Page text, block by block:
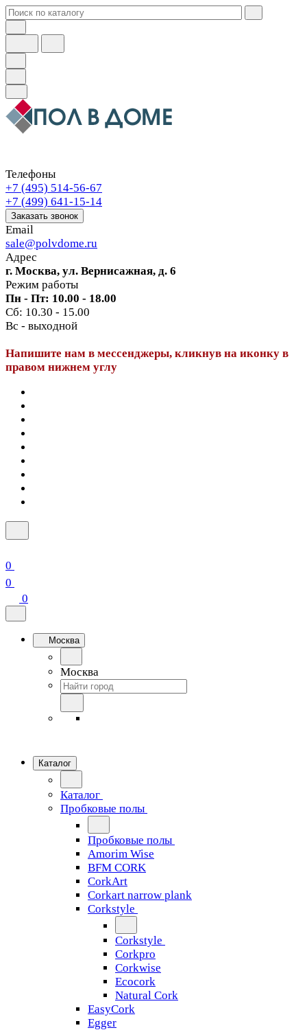
Телефоны
+7 (495) 514-56-67
+7 (499) 641-15-14
Заказать звонок
Email
sale@polvdome.ru
Адрес
г. Москва, ул. Вернисажная, д. 6
Режим работы
Пн - Пт: 10.00 - 18.00
Сб: 10.30 - 15.00
Вс - выходной
Напишите нам в мессенджеры, кликнув на иконку в
правом нижнем углу
0
0
0
Москва
Москва
Каталог
Каталог
Пробковые полы
Пробковые полы
Amorim Wise
BFM CORK
CorkArt
Corkart narrow plank
Corkstyle
Corkstyle
Corkpro
Corkwise
Ecocork
Natural Cork
EasyCork
Egger